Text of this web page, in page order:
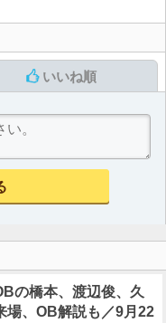
いいね順
の橋本、渡辺俊、久
場、OB解説も／9月22